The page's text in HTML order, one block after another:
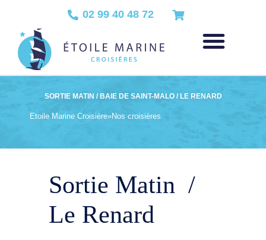
02 99 40 48 72
SORTIE MATIN / BAIE DE SAINT-MALO / LE RENARD
Etoile Marine Croisière»Nos croisières
Sortie Matin /
Le Renard